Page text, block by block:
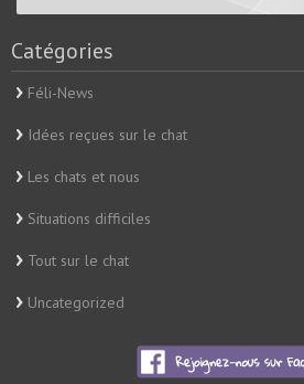
Catégories
Féli-News
Idées reçues sur le chat
Les chats et nous
Situations difficiles
Tout sur le chat
Uncategorized